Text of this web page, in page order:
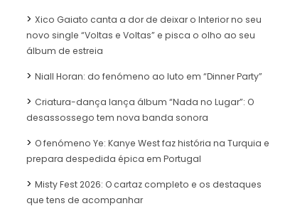
Xico Gaiato canta a dor de deixar o Interior no seu
novo single “Voltas e Voltas” e pisca o olho ao seu
álbum de estreia
Niall Horan: do fenómeno ao luto em “Dinner Party”
Criatura-dança lança álbum “Nada no Lugar”: O
desassossego tem nova banda sonora
O fenómeno Ye: Kanye West faz história na Turquia e
prepara despedida épica em Portugal
Misty Fest 2026: O cartaz completo e os destaques
que tens de acompanhar